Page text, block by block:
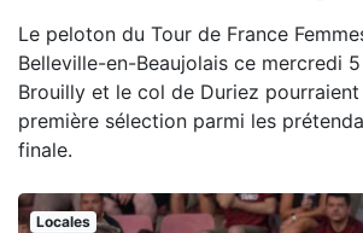
Le peloton du Tour de France
Belleville-en-Beaujolais ce mercredi
Brouilly et le col de Duriez
première sélection parmi les
finale.
Locales